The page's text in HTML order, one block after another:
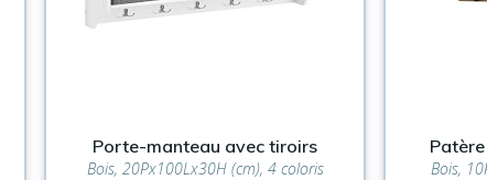
Porte-manteau avec tiroirs
Bois, 20Px100Lx30H (cm), 4 coloris Bois,